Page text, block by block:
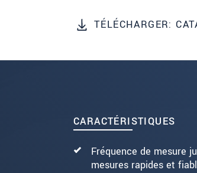
TÉLÉCHARGER:
CARACTÉRISTIQUES
Fréquence de mesure
mesures rapides et
Veuillez me
Nous traitons vos